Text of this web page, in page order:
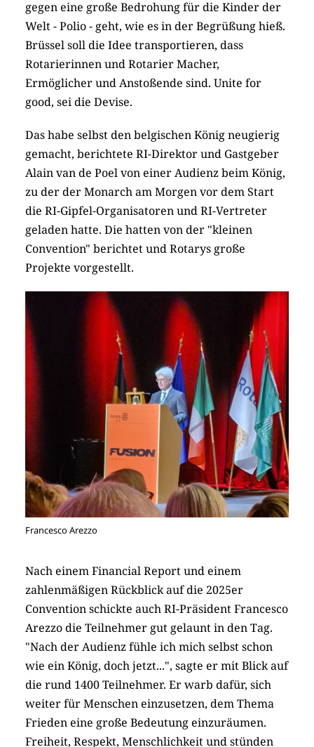
gegen eine große Bedrohung für die Kinder der
Welt - Polio - geht, wie es in der Begrüßung hieß.
Brüssel soll die Idee transportieren, dass
Rotarierinnen und Rotarier Macher,
Ermöglicher und Anstoßende sind. Unite for
good, sei die Devise.
Das habe selbst den belgischen König neugierig
gemacht, berichtete RI-Direktor und Gastgeber
Alain van de Poel von einer Audienz beim König,
zu der der Monarch am Morgen vor dem Start
die RI-Gipfel-Organisatoren und RI-Vertreter
geladen hatte. Die hatten von der "kleinen
Convention" berichtet und Rotarys große
Projekte vorgestellt.
Francesco Arezzo
Nach einem Financial Report und einem
zahlenmäßigen Rückblick auf die 2025er
Convention schickte auch RI-Präsident Francesco
Arezzo die Teilnehmer gut gelaunt in den Tag.
"Nach der Audienz fühle ich mich selbst schon
wie ein König, doch jetzt...", sagte er mit Blick auf
die rund 1400 Teilnehmer. Er warb dafür, sich
weiter für Menschen einzusetzen, dem Thema
Frieden eine große Bedeutung einzuräumen.
Freiheit, Respekt, Menschlichkeit und stünden